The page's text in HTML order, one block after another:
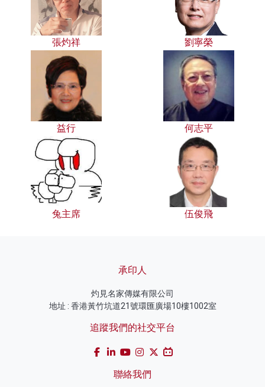
張灼祥 劉寧榮
益行 何志平
兔主席 伍俊飛
承印人
灼見名家傳媒有限公司
地址 : 香港黃竹坑道21號環匯廣場10樓1002室
追蹤我們的社交平台
聯絡我們